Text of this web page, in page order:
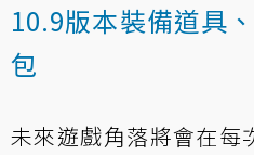
10.9版本裝備道具
包
未來遊戲角落將會在每